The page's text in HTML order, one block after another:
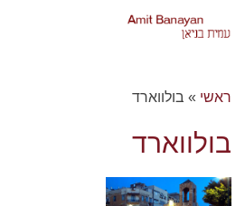
ראשי » בולווארד
בולווארד